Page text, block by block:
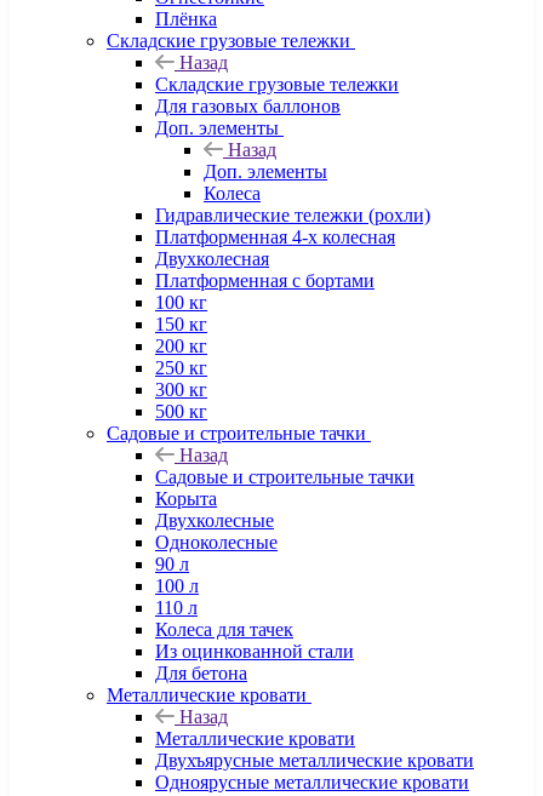
Плёнка
Складские грузовые тележки
Назад
Складские грузовые тележки
Для газовых баллонов
Доп. элементы
Назад
Доп. элементы
Колеса
Гидравлические тележки (рохли)
Платформенная 4-х колесная
Двухколесная
Платформенная с бортами
100 кг
150 кг
200 кг
250 кг
300 кг
500 кг
Садовые и строительные тачки
Назад
Садовые и строительные тачки
Корыта
Двухколесные
Одноколесные
90 л
100 л
110 л
Колеса для тачек
Из оцинкованной стали
Для бетона
Металлические кровати
Назад
Металлические кровати
Двухъярусные металлические кровати
Одноярусные металлические кровати